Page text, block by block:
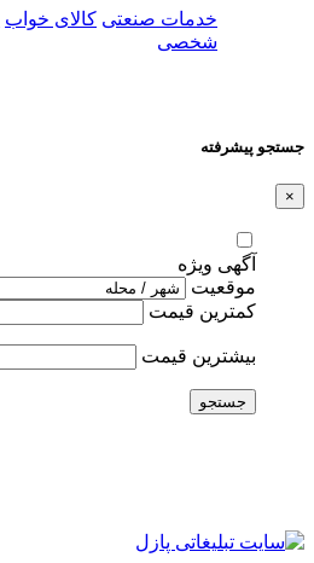
خدمات صنعتی کالای خواب
شخصی
جستجو پیشرفته
×
آگهی ویژه
موقعیت
کمترین قیمت
بیشترین قیمت
جستجو